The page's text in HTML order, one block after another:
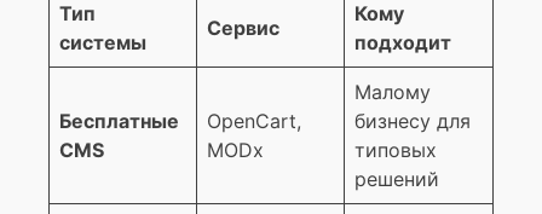
Тип
системы
Сервис
Кому
подходит
Бесплатные
CMS
OpenCart,
MODx
Малому
бизнесу для
типовых
решений